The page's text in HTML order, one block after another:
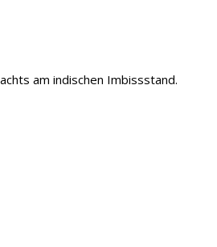
am indischen Imbissstand.